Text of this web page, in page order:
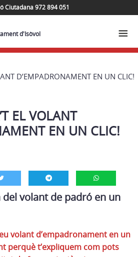
Ciutadana 972 894 051
d'Isòvol
D’EMPADRONAMENT EN UN CLIC!
EL VOLANT
EN UN CLIC!
del volant de padró en un
volant d’empadronament en un
perquè t’expliquem com pots